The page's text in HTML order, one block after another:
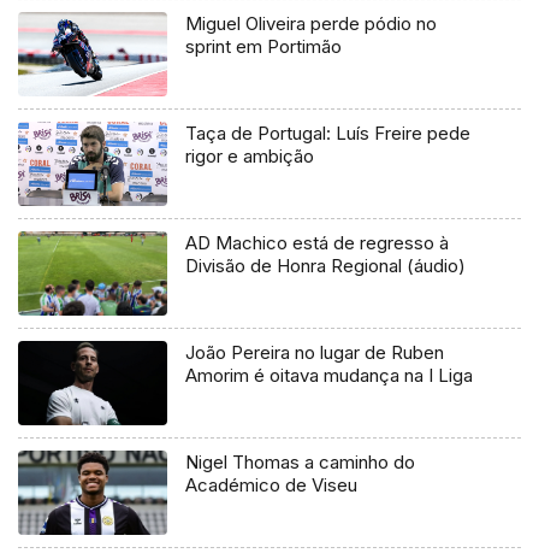
Miguel Oliveira perde pódio no
sprint em Portimão
Taça de Portugal: Luís Freire pede
rigor e ambição
AD Machico está de regresso à
Divisão de Honra Regional (áudio)
João Pereira no lugar de Ruben
Amorim é oitava mudança na I Liga
Nigel Thomas a caminho do
Académico de Viseu